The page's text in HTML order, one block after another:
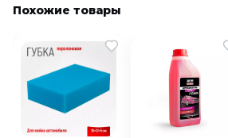
Похожие товары